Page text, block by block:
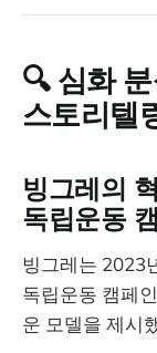
🔍 심화
스토리텔
빙그레의
독립운동
빙그레는 2023
독립운동 캠페
운 모델을 제시